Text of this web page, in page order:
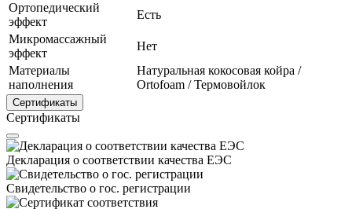
Ортопедический
эффект
Есть
Микромассажный
эффект
Нет
Материалы
наполнения
Натуральная кокосовая койра /
Ortofoam / Термовойлок
Сертификаты
Сертификаты
Декларация о соответствии качества ЕЭС
Свидетельство о гос. регистрации